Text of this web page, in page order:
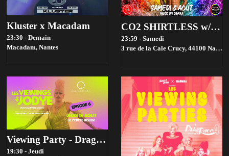
Kluster x Macadam
23:30 - Demain
Macadam, Nantes
CO2 SHIRTLESS w/Defra
23:59 - Samedi
3 rue de la Cale Crucy, 44100 Nantes, France,
Viewing Party - Drag race france Saison 4 - Episode 6
19:30 - Jeudi